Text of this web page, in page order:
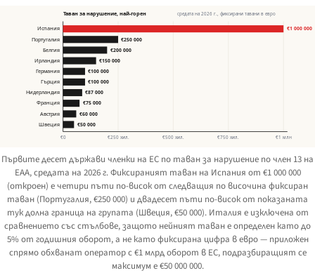
€0 €250 хил. €500 хил. €750 хил. €1 млн
Испания
Португалия
Белгия
Ирландия
Германия
Гърция
Нидерландия
Франция
Австрия
Швеция
€1 000 000
€250 000
€200 000
€150 000
€100 000
€100 000
€87 000
€75 000
€60 000
€50 000
Таван за нарушение, най-горен средата на 2026 г., фиксирани тавани в евро
Първите десет държави членки на ЕС по таван за нарушение по член 13 на
EAA, средата на 2026 г. Фиксираният таван на Испания от €1 000 000
(откроен) е четири пъти по-висок от следващия по височина фиксиран
таван (Португалия, €250 000) и двадесет пъти по-висок от показаната
тук долна граница на групата (Швеция, €50 000). Италия е изключена от
сравнението със стълбове, защото нейният таван е определен като до
5% от годишния оборот, а не като фиксирана цифра в евро — приложен
спрямо обхванат оператор с €1 млрд оборот в ЕС, подразбиращият се
максимум е €50 000 000.